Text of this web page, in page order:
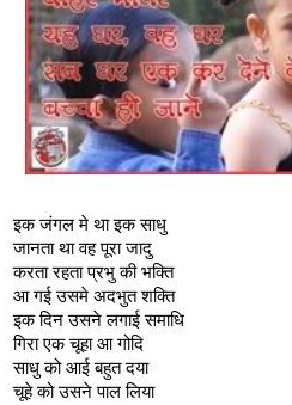
इक जंगल मे था इक साधु
जानता था वह पूरा जादु
करता रहता प्रभु की भक्ति
आ गई उसमे अदभुत शक्ति
इक दिन उसने लगाई समाधि
गिरा एक चूहा आ गोदि
साधु को आई बहुत दया
चूहे को उसने पाल लिया